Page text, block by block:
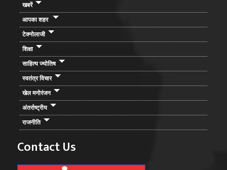
खबरें
आपका शहर
टेक्नोलाजी
शिक्षा
साहित्य ज्योतिष
स्वतंत्र विचार
खेल मनोरंजन
अंतर्राष्ट्रीय
राजनीति
Contact Us